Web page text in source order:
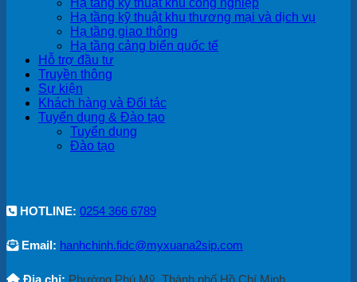
Hạ tầng kỹ thuật khu công nghiệp
Hạ tầng kỹ thuật khu thương mại và dịch vụ
Hạ tầng giao thông
Hạ tầng cảng biển quốc tế
Hỗ trợ đầu tư
Truyền thông
Sự kiện
Khách hàng và Đối tác
Tuyển dụng & Đào tạo
Tuyển dụng
Đào tạo
HOTLINE: 0254 366 6789
Email: hanhchinh.fidc@myxuana2sip.com